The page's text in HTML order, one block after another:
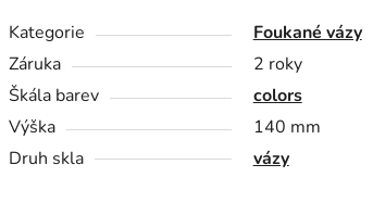
Kategorie
Foukané vázy
Záruka
2 roky
Škála barev
colors
Výška
140 mm
Druh skla
vázy